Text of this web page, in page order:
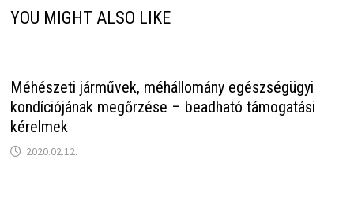
YOU MIGHT ALSO LIKE
Méhészeti járművek, méhállomány egészségügyi
kondíciójának megőrzése – beadható támogatási
kérelmek
2020.02.12.